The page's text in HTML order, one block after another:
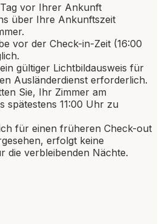
vor Ihrer Ankunft
über Ihre Ankunftszeit
vor der Check-in-Zeit (16:00
gültiger Lichtbildausweis für
Ausländerdienst erforderlich.
Sie, Ihr Zimmer am
spätestens 11:00 Uhr zu
für einen früheren Check-out
erfolgt keine
die verbleibenden Nächte.